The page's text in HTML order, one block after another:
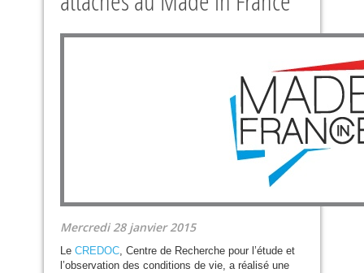
Mercredi 28 janvier 2015
Le CREDOC, Centre de Recherche pour l’étude et
l’observation des conditions de vie, a réalisé une